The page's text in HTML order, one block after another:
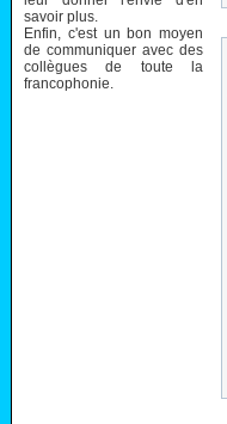
savoir plus.
Enfin, c'est un bon moyen
de communiquer avec des
collègues de toute la
francophonie.